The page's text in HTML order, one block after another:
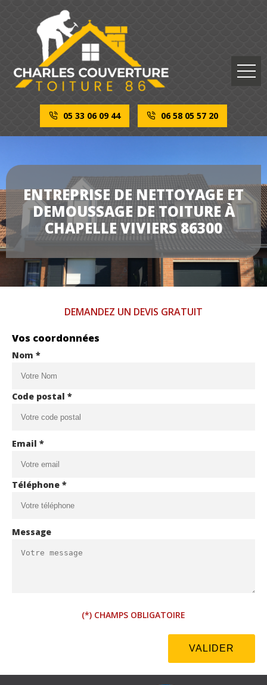
05 33 06 09 44 06 58 05 57 20
ENTREPRISE DE NETTOYAGE ET
DEMOUSSAGE DE TOITURE À
CHAPELLE VIVIERS 86300
DEMANDEZ UN DEVIS GRATUIT
Vos coordonnées
Nom *
Code postal *
Email *
Téléphone *
Message
(*) CHAMPS OBLIGATOIRE